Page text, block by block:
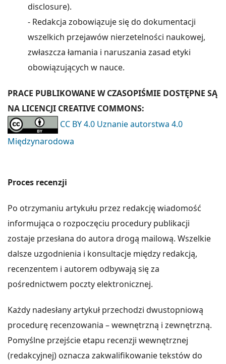
disclosure).
- Redakcja zobowiązuje się do dokumentacji
wszelkich przejawów nierzetelności naukowej,
zwłaszcza łamania i naruszania zasad etyki
obowiązujących w nauce.
PRACE PUBLIKOWANE W CZASOPIŚMIE DOSTĘPNE SĄ
NA LICENCJI CREATIVE COMMONS:
CC BY 4.0 Uznanie autorstwa 4.0
Międzynarodowa
Proces recenzji
Po otrzymaniu artykułu przez redakcję wiadomość
informująca o rozpoczęciu procedury publikacji
zostaje przesłana do autora drogą mailową. Wszelkie
dalsze uzgodnienia i konsultacje między redakcją,
recenzentem i autorem odbywają się za
pośrednictwem poczty elektronicznej.
Każdy nadesłany artykuł przechodzi dwustopniową
procedurę recenzowania – wewnętrzną i zewnętrzną.
Pomyślne przejście etapu recenzji wewnętrznej
(redakcyjnej) oznacza zakwalifikowanie tekstów do